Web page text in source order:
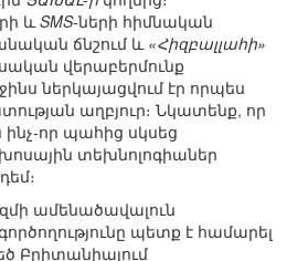
ևSMS-ների հիմնական
ճնշում և «Հիզբալլահի»
վերաբերմունք
ներկայացվում էր որպես
աղբյուր։ Նկատենք, որ
որ պահից սկսեց
տեխնոլոգիաներ
ամենածավալուն
պետք է համարել
Բրիտանիայում